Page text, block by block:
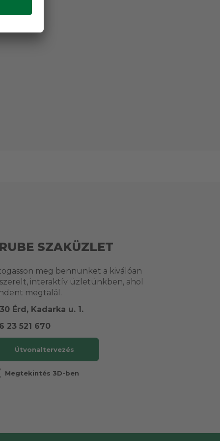
SZAKÜZLET
meg bennünket a kiválóan
interaktív üzletünkben, ahol
megtalál.
Érd, Kadarka u. 1.
23 521 670
Útvonaltervezés
Megtekintés 3D-ben